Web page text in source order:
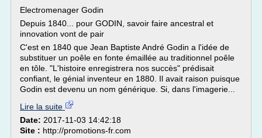
Electromenager Godin
Depuis 1840... pour GODIN, savoir faire ancestral et
innovation vont de pair
C'est en 1840 que Jean Baptiste André Godin a l'idée de
substituer un poêle en fonte émaillée au traditionnel poêle
en tôle. "L'histoire enregistrera nos succès" prédisait
confiant, le génial inventeur en 1880. Il avait raison puisque
Godin est devenu un nom générique. Si, dans l'imagerie...
Lire la suite
Date: 2017-11-03 14:42:18
Site : http://promotions-fr.com